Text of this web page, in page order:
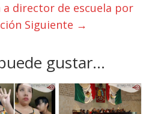
a director de escuela por
Siguiente →
gustar...